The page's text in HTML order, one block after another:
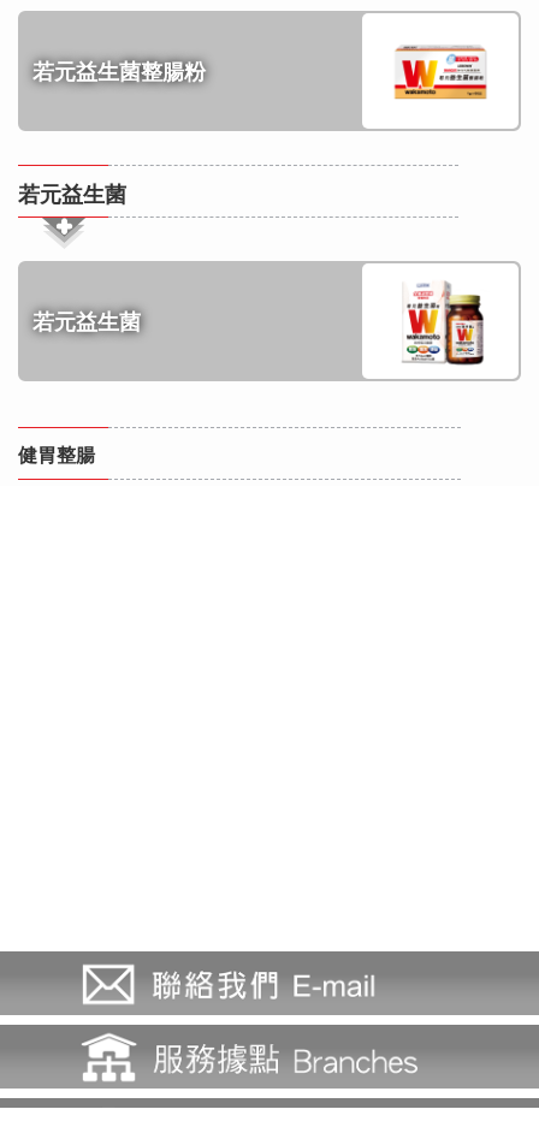
若元益生菌整腸粉
若元益生菌
若元益生菌
健胃整腸